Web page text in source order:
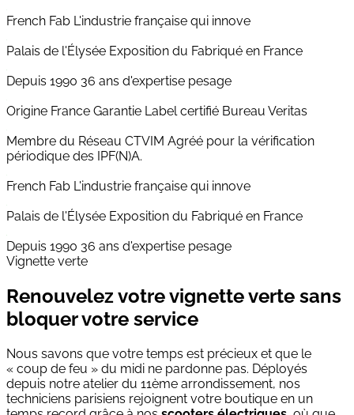
French Fab L'industrie française qui innove
Palais de l'Élysée Exposition du Fabriqué en France
Depuis 1990 36 ans d'expertise pesage
Origine France Garantie Label certifié Bureau Veritas
Membre du Réseau CTVIM Agréé pour la vérification
périodique des IPF(N)A.
French Fab L'industrie française qui innove
Palais de l'Élysée Exposition du Fabriqué en France
Depuis 1990 36 ans d'expertise pesage
Vignette verte
Renouvelez votre vignette verte sans
bloquer votre service
Nous savons que votre temps est précieux et que le
« coup de feu » du midi ne pardonne pas. Déployés
depuis notre atelier du 11ème arrondissement, nos
techniciens parisiens rejoignent votre boutique en un